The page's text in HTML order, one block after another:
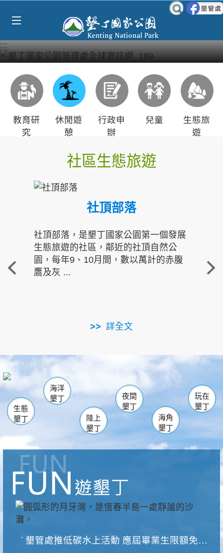
:::
教育研
究
休閒遊
憩
行政申
辦
兒童
生態旅
遊
社區生態旅遊
社頂部落
社頂部落，是墾丁國家公園第一個發展
生態旅遊的社區，鄰近的社頂自然公
園，每年9、10月間，數以萬計的赤腹
鷹及灰 ...
詳全文
重
走進
南仁湖
海生館
恆春 佳樂水
龍鑾潭自然中心 森林遊樂區
瓊麻館
關山 墾管處遊客中心
社頂公園 風吹沙
船帆石
白砂 龍磐公園
香蕉灣
砂島
鵝鑾鼻
生態
墾丁
海洋
墾丁
陸上
墾丁
夜間
墾丁
海角
墾丁
玩在
墾丁
墾管處推低碳水上活動 應屆畢業生限額免費參加